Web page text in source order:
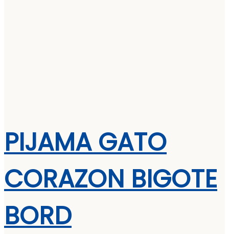
PIJAMA GATO
CORAZON BIGOTE
BORD